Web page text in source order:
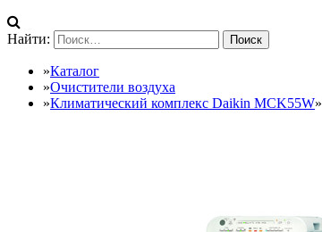
Найти:
»Каталог
»Очистители воздуха
»Климатический комплекс Daikin MCK55W»